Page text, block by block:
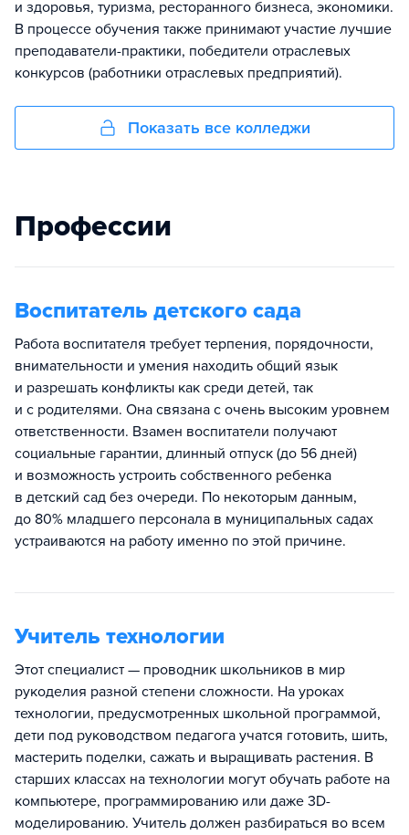
и здоровья, туризма, ресторанного бизнеса, экономики.
В процессе обучения также принимают участие лучшие
преподаватели-практики, победители отраслевых
конкурсов (работники отраслевых предприятий).
Показать все колледжи
Профессии
Воспитатель детского сада
Работа воспитателя требует терпения, порядочности,
внимательности и умения находить общий язык
и разрешать конфликты как среди детей, так
и с родителями. Она связана с очень высоким уровнем
ответственности. Взамен воспитатели получают
социальные гарантии, длинный отпуск (до 56 дней)
и возможность устроить собственного ребенка
в детский сад без очереди. По некоторым данным,
до 80% младшего персонала в муниципальных садах
устраиваются на работу именно по этой причине.
Учитель технологии
Этот специалист — проводник школьников в мир
рукоделия разной степени сложности. На уроках
технологии, предусмотренных школьной программой,
дети под руководством педагога учатся готовить, шить,
мастерить поделки, сажать и выращивать растения. В
старших классах на технологии могут обучать работе на
компьютере, программированию или даже 3D-
моделированию. Учитель должен разбираться во всем